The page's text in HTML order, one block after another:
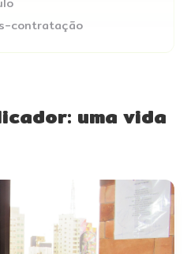
contratação
uma vida